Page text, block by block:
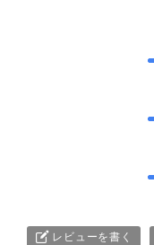
レビューを書く